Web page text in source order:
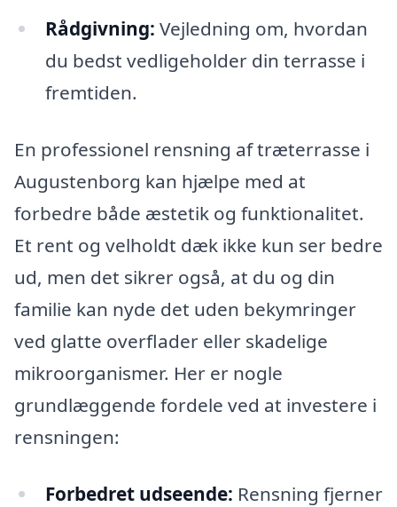
Rådgivning: Vejledning om, hvordan
du bedst vedligeholder din terrasse i
fremtiden.
En professionel rensning af træterrasse i
Augustenborg kan hjælpe med at
forbedre både æstetik og funktionalitet.
Et rent og velholdt dæk ikke kun ser bedre
ud, men det sikrer også, at du og din
familie kan nyde det uden bekymringer
ved glatte overflader eller skadelige
mikroorganismer. Her er nogle
grundlæggende fordele ved at investere i
rensningen:
Forbedret udseende: Rensning fjerner